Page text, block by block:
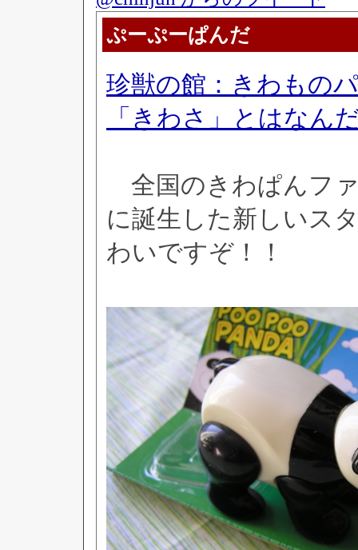
ぷーぷーぱんだ
珍獣の館：きわもの
「きわさ」とはなん
全国のきわぱんフ
に誕生した新しいス
わいですぞ！！